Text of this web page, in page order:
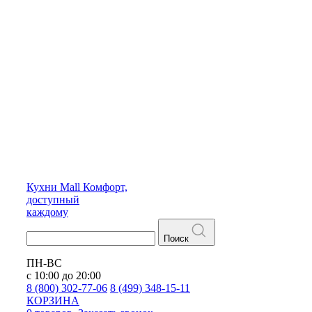
Кухни Mall Комфорт,
доступный
каждому
Поиск
ПН-ВС
с 10:00 до 20:00
8 (800) 302-77-06 8 (499) 348-15-11
КОРЗИНА